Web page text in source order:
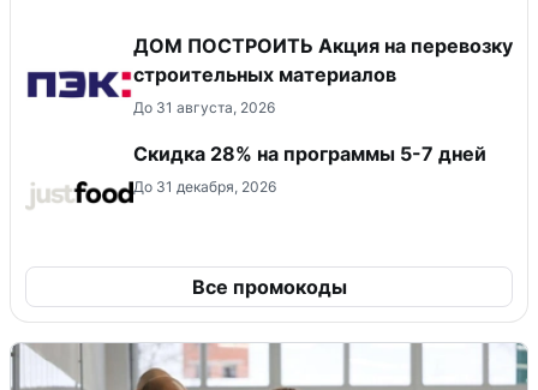
ДОМ ПОСТРОИТЬ Акция на перевозку
строительных материалов
До 31 августа, 2026
Скидка 28% на программы 5-7 дней
До 31 декабря, 2026
Все промокоды